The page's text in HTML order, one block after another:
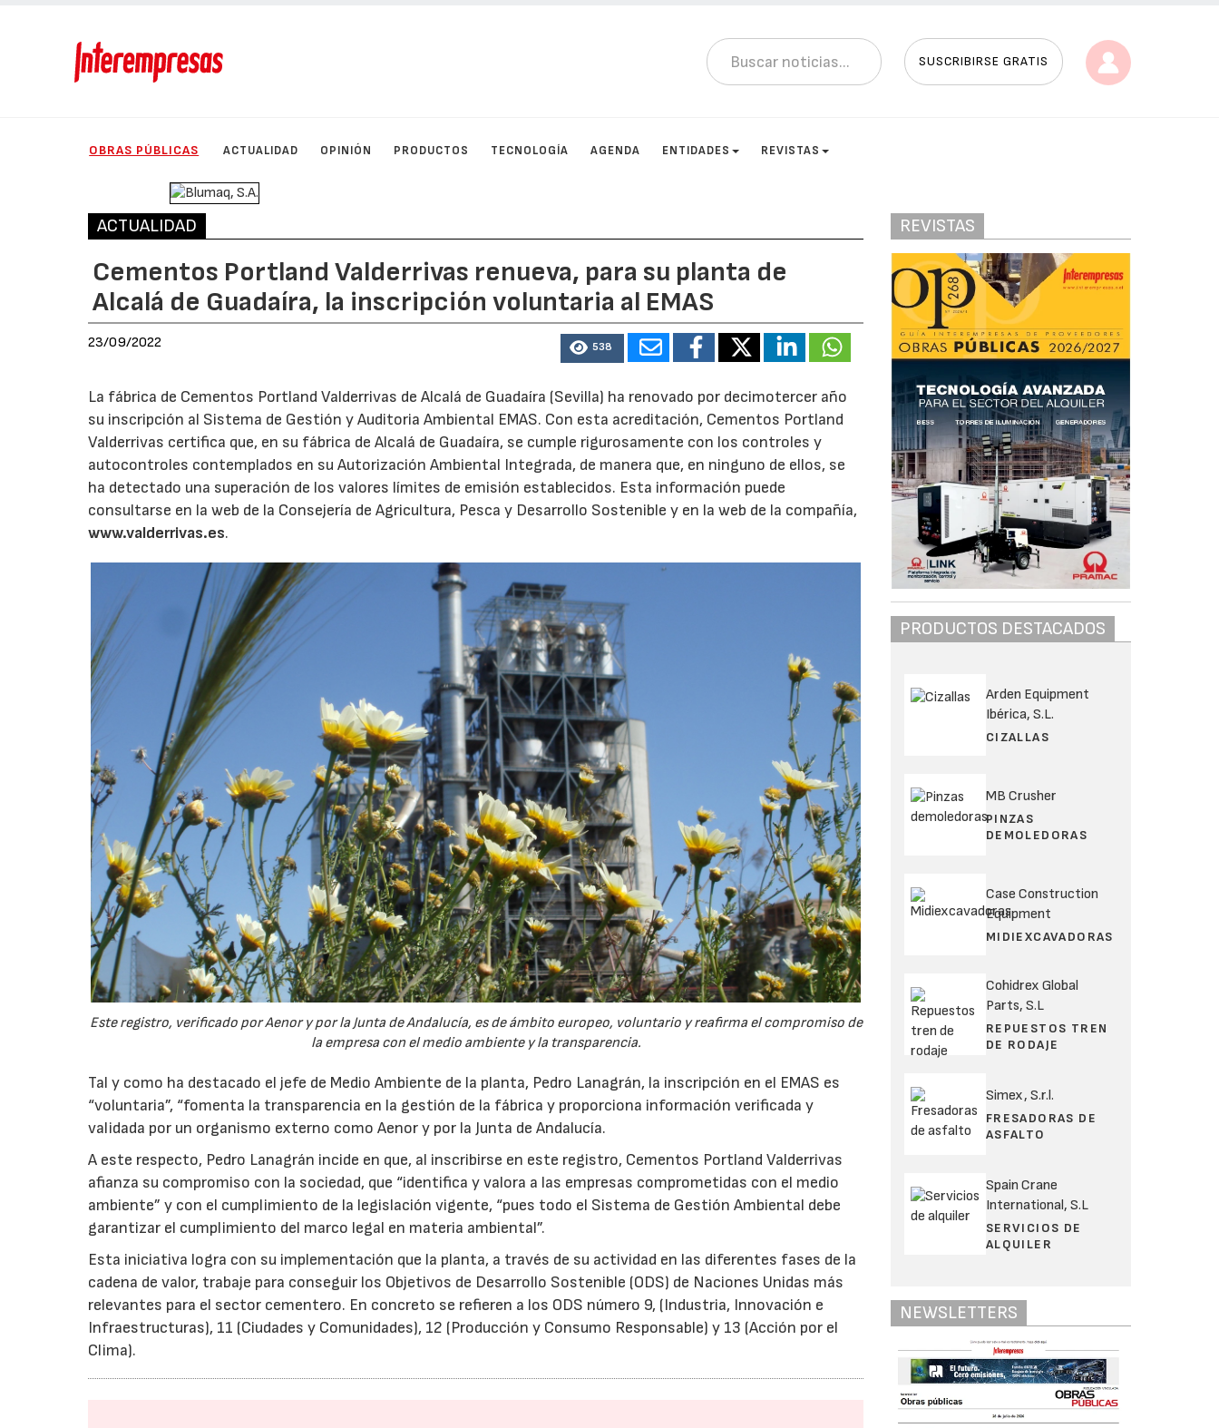
SUSCRIBIRSE GRATIS
OBRAS PÚBLICAS ACTUALIDAD OPINIÓN PRODUCTOS TECNOLOGÍA AGENDA ENTIDADES REVISTAS
ACTUALIDAD
Cementos Portland Valderrivas renueva, para su planta de
Alcalá de Guadaíra, la inscripción voluntaria al EMAS
23/09/2022 538
La fábrica de Cementos Portland Valderrivas de Alcalá de Guadaíra (Sevilla) ha renovado por decimotercer año
su inscripción al Sistema de Gestión y Auditoria Ambiental EMAS. Con esta acreditación, Cementos Portland
Valderrivas certifica que, en su fábrica de Alcalá de Guadaíra, se cumple rigurosamente con los controles y
autocontroles contemplados en su Autorización Ambiental Integrada, de manera que, en ninguno de ellos, se
ha detectado una superación de los valores límites de emisión establecidos. Esta información puede
consultarse en la web de la Consejería de Agricultura, Pesca y Desarrollo Sostenible y en la web de la compañía,
www.valderrivas.es.
Este registro, verificado por Aenor y por la Junta de Andalucía, es de ámbito europeo, voluntario y reafirma el compromiso de
la empresa con el medio ambiente y la transparencia.
Tal y como ha destacado el jefe de Medio Ambiente de la planta, Pedro Lanagrán, la inscripción en el EMAS es
“voluntaria”, “fomenta la transparencia en la gestión de la fábrica y proporciona información verificada y
validada por un organismo externo como Aenor y por la Junta de Andalucía.
A este respecto, Pedro Lanagrán incide en que, al inscribirse en este registro, Cementos Portland Valderrivas
afianza su compromiso con la sociedad, que “identifica y valora a las empresas comprometidas con el medio
ambiente” y con el cumplimiento de la legislación vigente, “pues todo el Sistema de Gestión Ambiental debe
garantizar el cumplimiento del marco legal en materia ambiental”.
Esta iniciativa logra con su implementación que la planta, a través de su actividad en las diferentes fases de la
cadena de valor, trabaje para conseguir los Objetivos de Desarrollo Sostenible (ODS) de Naciones Unidas más
relevantes para el sector cementero. En concreto se refieren a los ODS número 9, (Industria, Innovación e
Infraestructuras), 11 (Ciudades y Comunidades), 12 (Producción y Consumo Responsable) y 13 (Acción por el
Clima).
REVISTAS
PRODUCTOS DESTACADOS
Arden Equipment
Ibérica, S.L.
CIZALLAS
MB Crusher
PINZAS
DEMOLEDORAS
Case Construction
Equipment
MIDIEXCAVADORAS
Cohidrex Global
Parts, S.L
REPUESTOS TREN
DE RODAJE
Simex, S.r.l.
FRESADORAS DE
ASFALTO
Spain Crane
International, S.L
SERVICIOS DE
ALQUILER
NEWSLETTERS